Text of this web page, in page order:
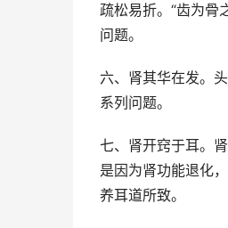
疏松易折。“齿为骨
问题。
六、肾其华在发。
系列问题。
七、肾开窍于耳。
是因为肾功能退化
养耳道所致。